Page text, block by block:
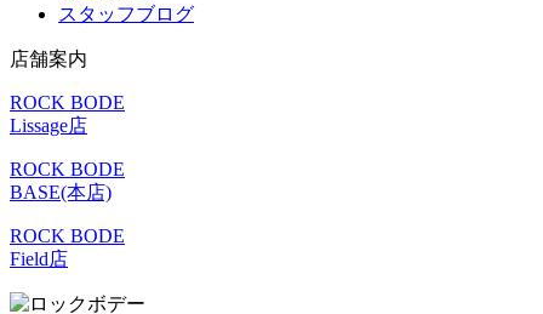
スタッフブログ
店舗案内
ROCK BODE
Lissage店
ROCK BODE
BASE(本店)
ROCK BODE
Field店